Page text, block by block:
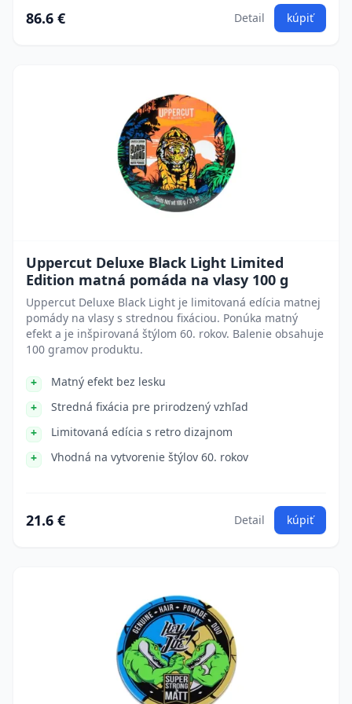
86.6 € Detail kúpiť
Uppercut Deluxe Black Light Limited
Edition matná pomáda na vlasy 100 g
Uppercut Deluxe Black Light je limitovaná edícia matnej
pomády na vlasy s strednou fixáciou. Ponúka matný
efekt a je inšpirovaná štýlom 60. rokov. Balenie obsahuje
100 gramov produktu.
Matný efekt bez lesku
Stredná fixácia pre prirodzený vzhľad
Limitovaná edícia s retro dizajnom
Vhodná na vytvorenie štýlov 60. rokov
21.6 € Detail kúpiť